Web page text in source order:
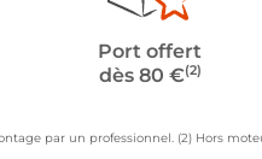
Port offert
dès 80 €(2)
par un professionnel. (2) Hors